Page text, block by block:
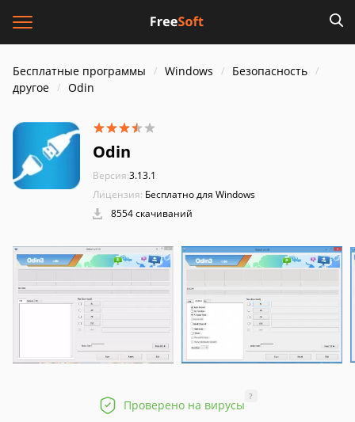
Бесплатные программы Windows
Безопасность
другое
Odin
Odin
Версия:3.13.1
Лицензия: Бесплатно для Windows
8554 скачиваний
Проверено на вирусы
?